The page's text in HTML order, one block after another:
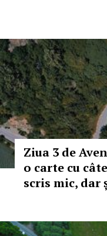
Ziua 3 de
o carte cu
scris mic, dar